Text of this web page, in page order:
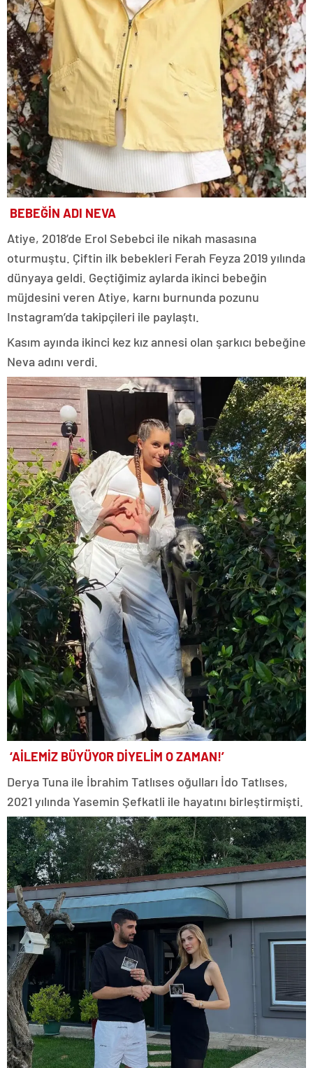
BEBEĞİN ADI NEVA
Atiye, 2018’de Erol Sebebci ile nikah masasına
oturmuştu. Çiftin ilk bebekleri Ferah Feyza 2019 yılında
dünyaya geldi. Geçtiğimiz aylarda ikinci bebeğin
müjdesini veren Atiye, karnı burnunda pozunu
Instagram’da takipçileri ile paylaştı.
Kasım ayında ikinci kez kız annesi olan şarkıcı bebeğine
Neva adını verdi.
‘AİLEMİZ BÜYÜYOR DİYELİM O ZAMAN!’
Derya Tuna ile İbrahim Tatlıses oğulları İdo Tatlıses,
2021 yılında Yasemin Şefkatli ile hayatını birleştirmişti.